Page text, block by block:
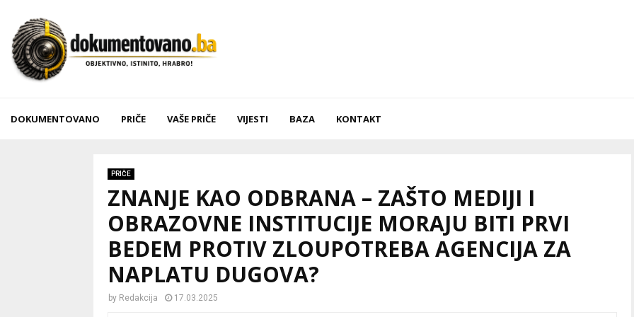
DOKUMENTOVANO PRIČE VAŠE PRIČE VIJESTI BAZA KONTAKT
PRIČE
ZNANJE KAO ODBRANA – ZAŠTO MEDIJI I
OBRAZOVNE INSTITUCIJE MORAJU BITI PRVI
BEDEM PROTIV ZLOUPOTREBA AGENCIJA ZA
NAPLATU DUGOVA?
by Redakcija 17.03.2025